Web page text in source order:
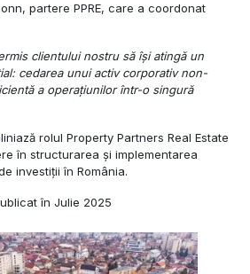
partere PPRE, care a coordonat
clientului nostru să își atingă un
cedarea unui activ corporativ non-
a operațiunilor într-o singură
rolul Property Partners Real Estate
în structurarea și implementarea
investiții în România.
în Julie 2025